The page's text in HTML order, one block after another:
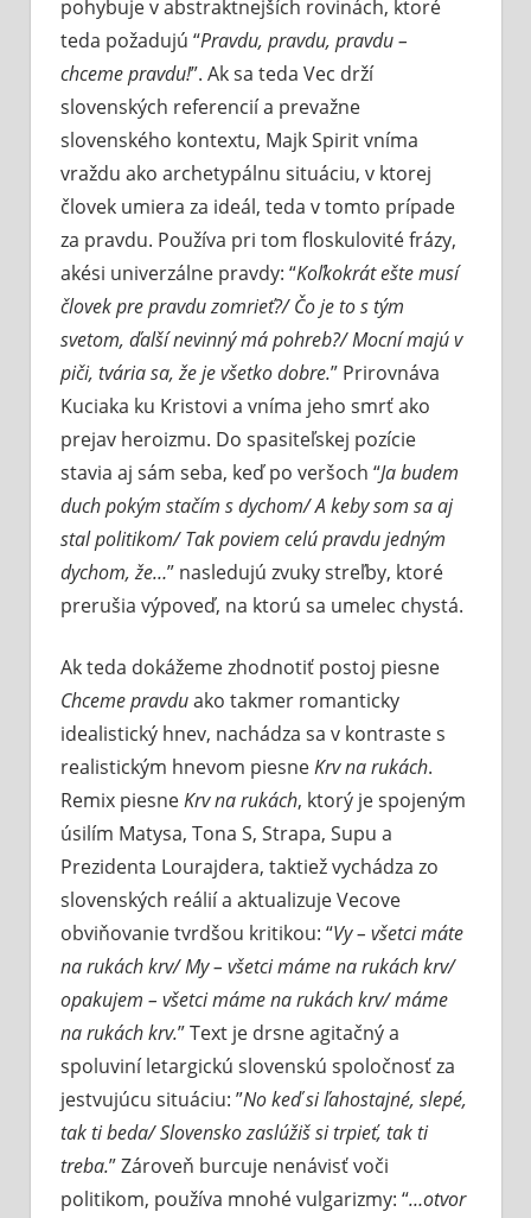
pohybuje v abstraktnejších rovinách, ktoré
teda požadujú “Pravdu, pravdu, pravdu –
chceme pravdu!”. Ak sa teda Vec drží
slovenských referencií a prevažne
slovenského kontextu, Majk Spirit vníma
vraždu ako archetypálnu situáciu, v ktorej
človek umiera za ideál, teda v tomto prípade
za pravdu. Používa pri tom floskulovité frázy,
akési univerzálne pravdy: “Koľkokrát ešte musí
človek pre pravdu zomrieť?/ Čo je to s tým
svetom, ďalší nevinný má pohreb?/ Mocní majú v
piči, tvária sa, že je všetko dobre.” Prirovnáva
Kuciaka ku Kristovi a vníma jeho smrť ako
prejav heroizmu. Do spasiteľskej pozície
stavia aj sám seba, keď po veršoch “Ja budem
duch pokým stačím s dychom/ A keby som sa aj
stal politikom/ Tak poviem celú pravdu jedným
dychom, že…” nasledujú zvuky streľby, ktoré
prerušia výpoveď, na ktorú sa umelec chystá.
Ak teda dokážeme zhodnotiť postoj piesne
Chceme pravduako takmer romanticky
idealistický hnev, nachádza sa v kontraste s
realistickým hnevom piesneKrv na rukách.
Remix piesneKrv na rukách, ktorý je spojeným
úsilím Matysa, Tona S, Strapa, Supu a
Prezidenta Lourajdera, taktiež vychádza zo
slovenských reálií a aktualizuje Vecove
obviňovanie tvrdšou kritikou: “Vy – všetci máte
na rukách krv/ My – všetci máme na rukách krv/
opakujem – všetci máme na rukách krv/ máme
na rukách krv.” Text je drsne agitačný a
spoluviní letargickú slovenskú spoločnosť za
jestvujúcu situáciu: ”No keď si ľahostajné, slepé,
tak ti beda/ Slovensko zaslúžiš si trpieť, tak ti
treba.” Zároveň burcuje nenávisť voči
politikom, používa mnohé vulgarizmy: “…otvor